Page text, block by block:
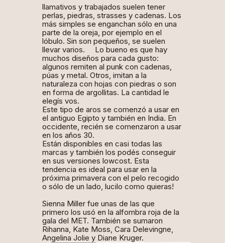
llamativos y trabajados suelen tener
perlas, piedras, strasses y cadenas. Los
más simples se enganchan sólo en una
parte de la oreja, por ejemplo en el
lóbulo. Sin son pequeños, se suelen
llevar varios. Lo bueno es que hay
muchos diseños para cada gusto:
algunos remiten al punk con cadenas,
púas y metal. Otros, imitan a la
naturaleza con hojas con piedras o son
en forma de argollitas. La cantidad le
elegís vos.
Este tipo de aros se comenzó a usar en
el antiguo Egipto y también en India. En
occidente, recién se comenzaron a usar
en los años 30.
Están disponibles en casi todas las
marcas y también los podés conseguir
en sus versiones lowcost. Esta
tendencia es ideal para usar en la
próxima primavera con el pelo recogido
o sólo de un lado, lucilo como quieras!
Sienna Miller fue unas de las que
primero los usó en la alfombra roja de la
gala del MET. También se sumaron
Rihanna, Kate Moss, Cara Delevingne,
Angelina Jolie y Diane Kruger.